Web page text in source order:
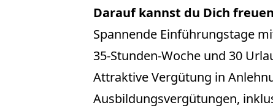
Darauf kannst du Dich
Spannende Einführungstage
35-Stunden-Woche und 30
Attraktive Vergütung in
Ausbildungsvergütungen,